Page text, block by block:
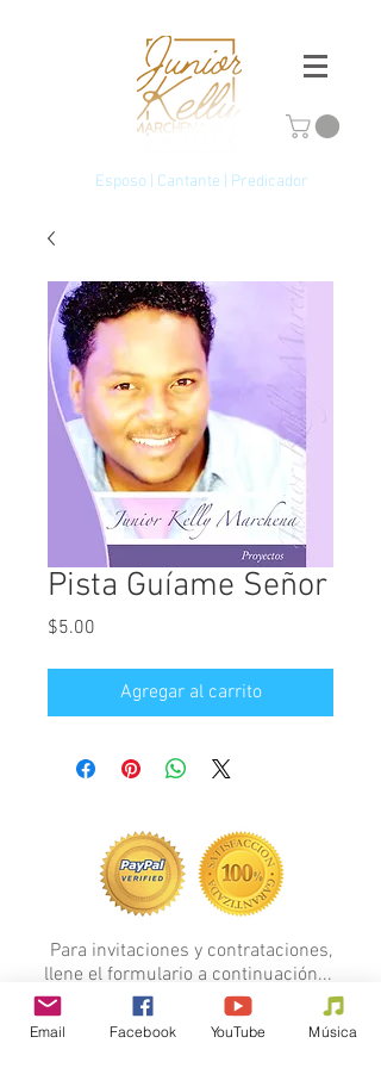
Esposo | Cantante | Predicador
Pista Guíame Señor
$5.00
Agregar al carrito
Para invitaciones y contrataciones,
llene el formulario a continuación...
FORMULARIO
Email Facebook YouTube Música